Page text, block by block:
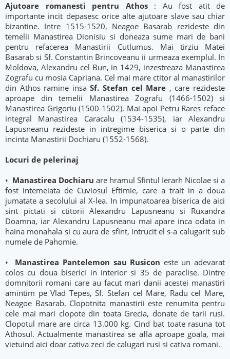
Ajutoare romanesti pentru Athos : Au fost atit de
importante incit depasesc orice alte ajutoare slave sau chiar
bizantine. Intre 1515-1520, Neagoe Basarab rezideste din
temelii Manastirea Dionisiu si doneaza sume mari de bani
pentru refacerea Manastirii Cutlumus. Mai tirziu Matei
Basarab si Sf. Constantin Brincoveanu ii urmeaza exemplul. In
Moldova, Alexandru cel Bun, in 1429, inzestreaza Manastirea
Zografu cu mosia Capriana. Cel mai mare ctitor al manastirilor
din Athos ramine insaSf. Stefan cel Mare , care rezideste
aproape din temelii Manastirea Zografu (1466-1502) si
Manastirea Grigoriu (1500-1502). Mai apoi Petru Rares reface
integral Manastirea Caracalu (1534-1535), iar Alexandru
Lapusneanu rezideste in intregime biserica si o parte din
incinta Manastirii Dochiaru (1552-1568).
Locuri de pelerinaj
• Manastirea Dochiaru are hramul Sfintul Ierarh Nicolae si a
fost intemeiata de Cuviosul Eftimie, care a trait in a doua
jumatate a secolului al X-lea. In impunatoarea biserica de aici
sint pictati si ctitorii Alexandru Lapusneanu si Ruxandra
Doamna, iar Alexandru Lapusneanu mai apare inca odata in
haina monahala si cu aura de sfint, intrucit el s-a calugarit sub
numele de Pahomie.
• Manastirea Pantelemon sau Rusicon este un adevarat
colos cu doua biserici in interior si 35 de paraclise. Dintre
domnitorii romani care au facut mari danii acestei manastiri
amintim pe Vlad Tepes, Sf. Stefan cel Mare, Radu cel Mare,
Neagoe Basarab. Clopotnita manastirii este renumita pentru
cele mai mari clopote din toata Grecia, donate de tarii rusi.
Clopotul mare are circa 13.000 kg. Cind bat toate rasuna tot
Athosul. Actualmente manastirea se afla aproape goala, mai
vietuind aici doar cativa zeci de calugari rusi si cativa romani.